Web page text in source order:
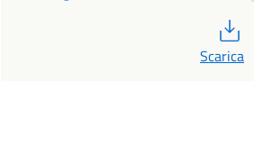
Scarica